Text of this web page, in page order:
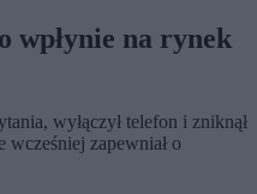
wpłynie na rynek
wyłączył telefon i zniknął
wcześniej zapewniał o